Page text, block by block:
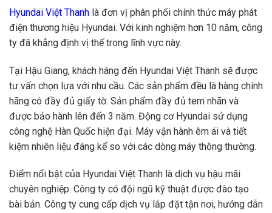
Hyundai Việt Thanh là đơn vị phân phối chính thức máy phát
điện thương hiệu Hyundai. Với kinh nghiệm hơn 10 năm, công
ty đã khẳng định vị thế trong lĩnh vực này.
Tại Hậu Giang, khách hàng đến Hyundai Việt Thanh sẽ được
tư vấn chọn lựa với nhu cầu. Các sản phẩm đều là hàng chính
hãng có đầy đủ giấy tờ. Sản phẩm đầy đủ tem nhãn và
được bảo hành lên đến 3 năm. Động cơ Hyundai sử dụng
công nghệ Hàn Quốc hiện đại. Máy vận hành êm ái và tiết
kiệm nhiên liệu đáng kể so với các dòng máy thông thường.
Điểm nổi bật của Hyundai Việt Thanh là dịch vụ hậu mãi
chuyên nghiệp. Công ty có đội ngũ kỹ thuật được đào tạo
bài bản. Công ty cung cấp dịch vụ lắp đặt tận nơi, hướng dẫn